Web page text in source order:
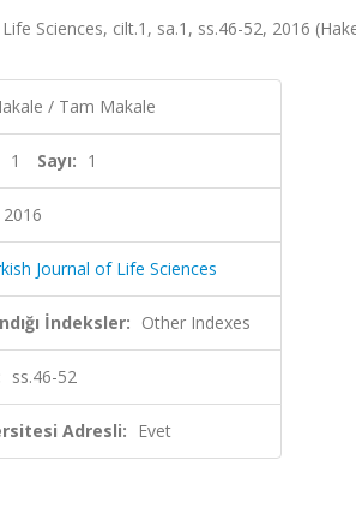
Sciences, cilt.1, sa.1, ss.46-52, 2016
/ Tam Makale
1 Sayı: 1
2016
Journal of Life Sciences
İndeksler: Other Indexes
ss.46-52
Adresli: Evet